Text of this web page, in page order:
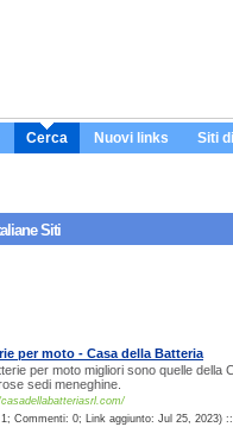
Cerca Nuovi links Siti
Siti
per moto - Casa della Batteria
per moto migliori sono quelle della
sedi meneghine.
Commenti: 0; Link aggiunto: Jul 25, 2023) ::